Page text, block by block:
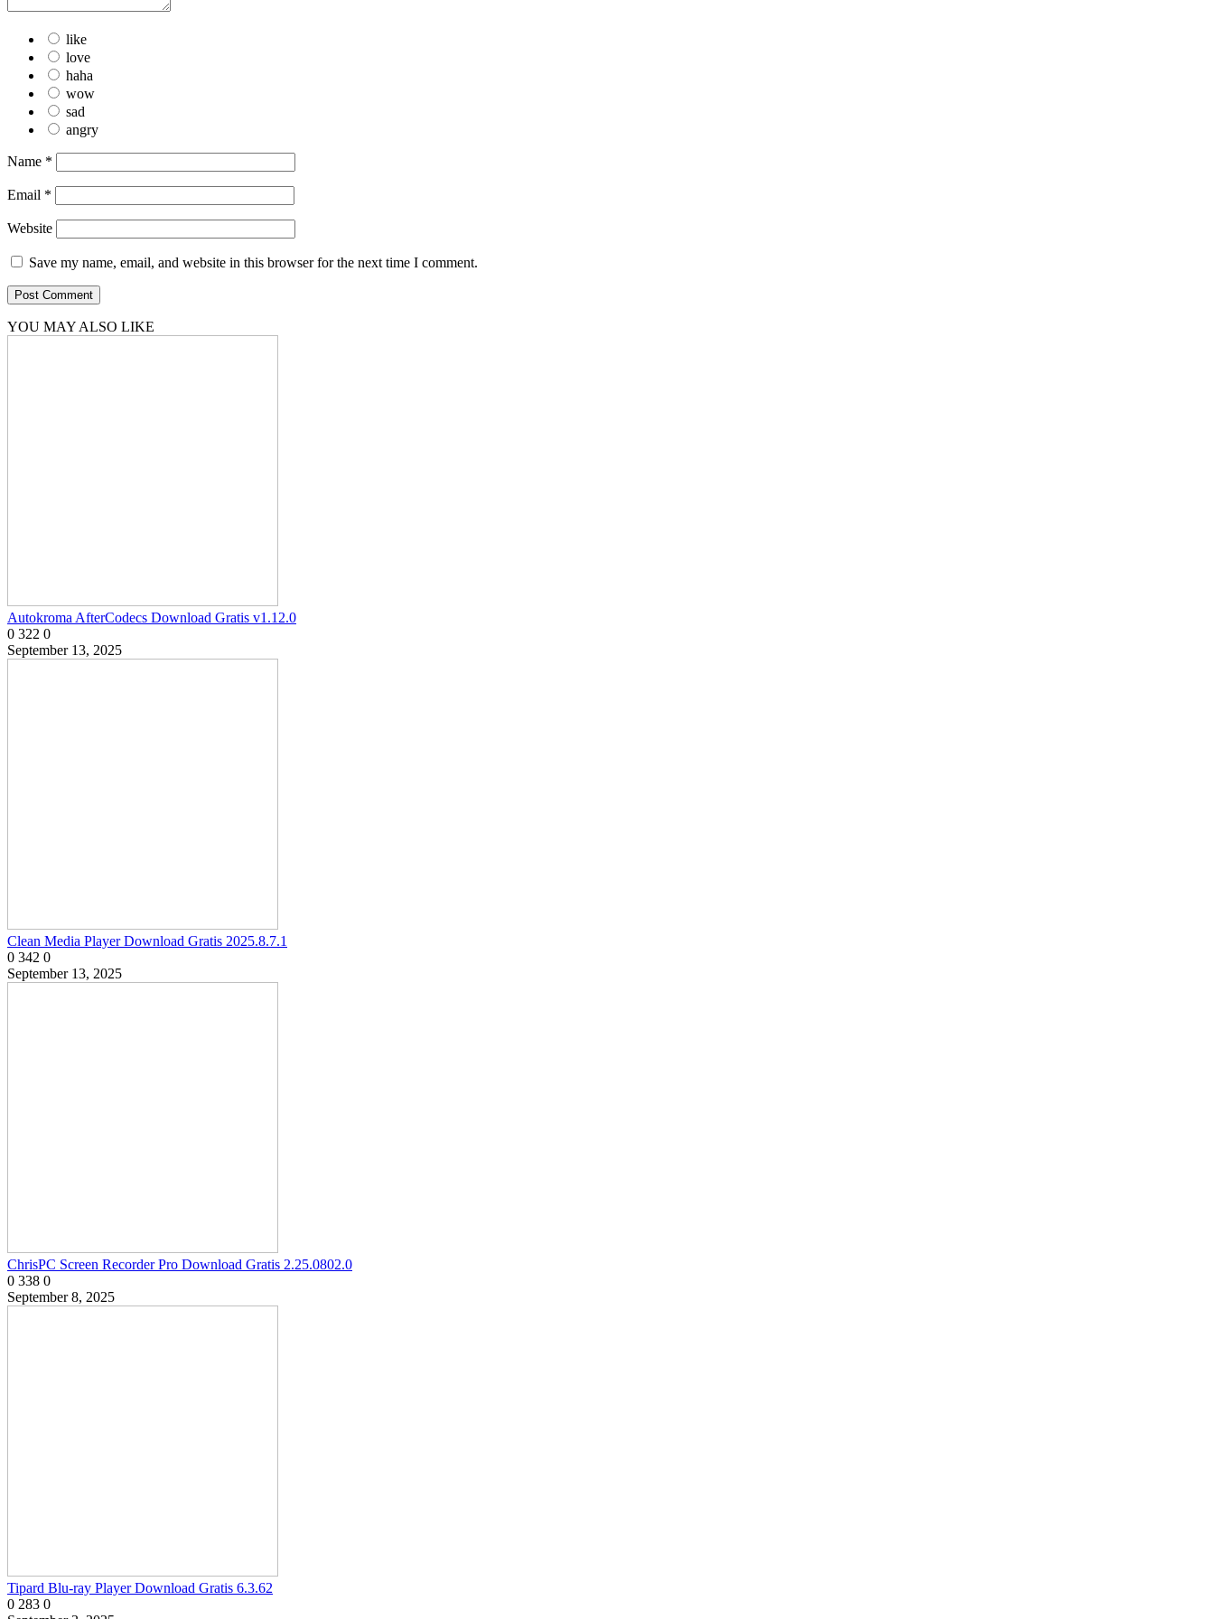
like
love
haha
wow
sad
angry
Name *
Email *
Website
Save my name, email, and website in this browser for the next time I comment.
YOU MAY ALSO LIKE
Autokroma AfterCodecs Download Gratis v1.12.0
0 322 0
September 13, 2025
Clean Media Player Download Gratis 2025.8.7.1
0 342 0
September 13, 2025
ChrisPC Screen Recorder Pro Download Gratis 2.25.0802.0
0 338 0
September 8, 2025
Tipard Blu-ray Player Download Gratis 6.3.62
0 283 0